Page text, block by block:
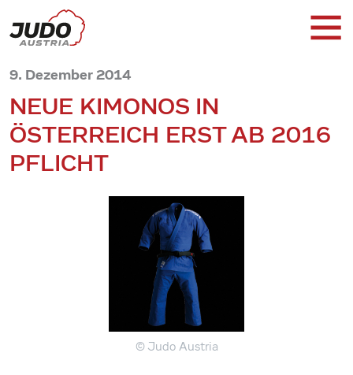
9. Dezember 2014
NEUE KIMONOS IN
ÖSTERREICH ERST AB 2016
PFLICHT
© Judo Austria